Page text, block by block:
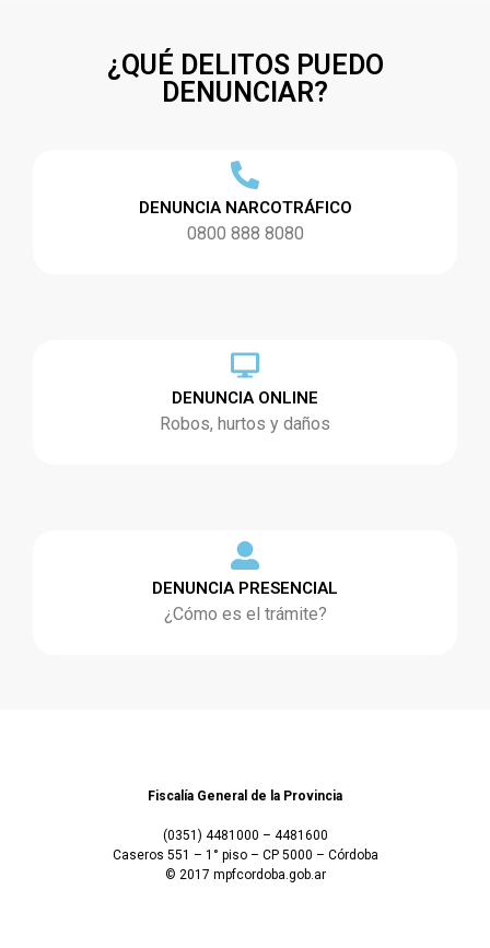
¿QUÉ DELITOS PUEDO
DENUNCIAR?
DENUNCIA NARCOTRÁFICO
0800 888 8080
DENUNCIA ONLINE
Robos, hurtos y daños
DENUNCIA PRESENCIAL
¿Cómo es el trámite?
Fiscalía General de la Provincia
(0351) 4481000 – 4481600
Caseros 551 – 1° piso – CP 5000 – Córdoba
© 2017 mpfcordoba.gob.ar